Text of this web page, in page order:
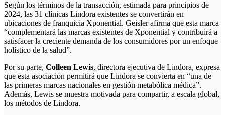
Según los términos de la transacción, estimada para principios de
2024, las 31 clínicas Lindora existentes se convertirán en
ubicaciones de franquicia Xponential. Geisler afirma que esta marca
“complementará las marcas existentes de Xponential y contribuirá a
satisfacer la creciente demanda de los consumidores por un enfoque
holístico de la salud”.
Por su parte, Colleen Lewis, directora ejecutiva de Lindora, expresa
que esta asociación permitirá que Lindora se convierta en “una de
las primeras marcas nacionales en gestión metabólica médica”.
Además, Lewis se muestra motivada para compartir, a escala global,
los métodos de Lindora.